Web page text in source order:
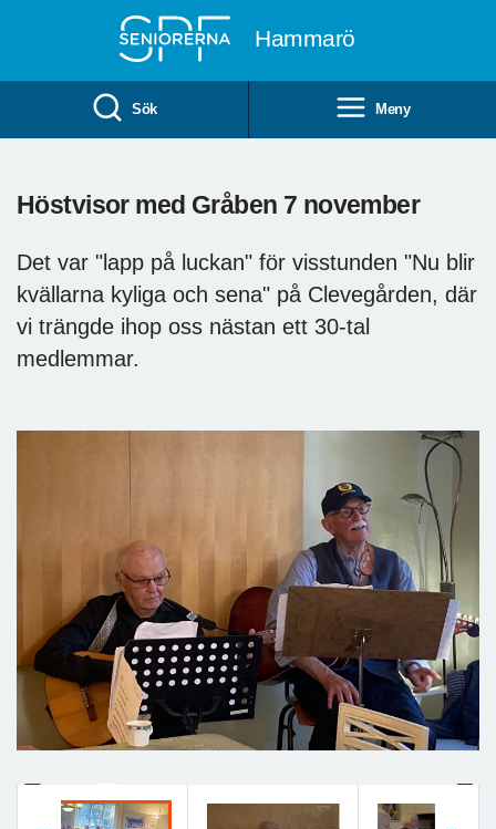
Hammarö
Sök Meny
Höstvisor med Gråben 7 november
Det var "lapp på luckan" för visstunden "Nu blir
kvällarna kyliga och sena" på Clevegården, där
vi trängde ihop oss nästan ett 30-tal
medlemmar.
Previous